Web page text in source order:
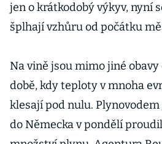
jen o krátkodobý výkyv, nyní
šplhají vzhůru od počátku
Na vině jsou mimo jiné obavy
době, kdy teploty v mnoha
klesají pod nulu. Plynovodem
do Německa v pondělí